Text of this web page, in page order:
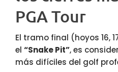
PGA Tour
El tramo final (hoyos 16,
el “Snake Pit”, es
más difíciles del golf